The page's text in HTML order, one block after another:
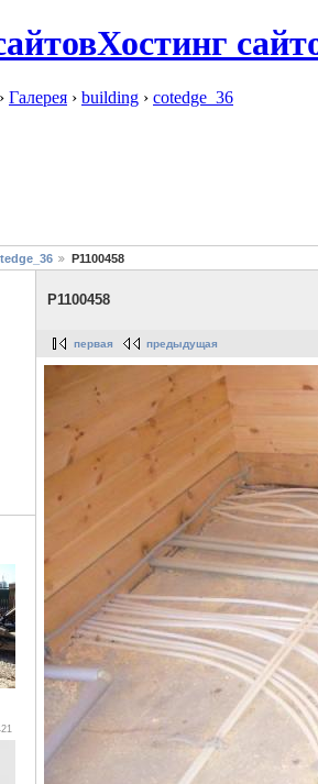
Хостинг
› Галерея › building › cotedge_36
P1100458
P1100458
первая предыдущая